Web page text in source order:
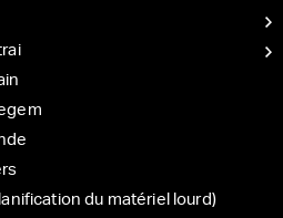
du matériel lourd)